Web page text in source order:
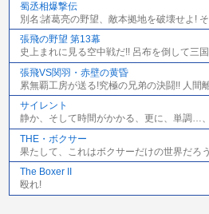
蜀丞相爆撃伝
別名:諸葛亮の野望、敵本拠地を破壊せよ!
張飛の野望 第13幕
史上まれに見る空中戦だ!! 呂布を倒して三
張飛VS関羽・赤壁の黄昏
累無覇工房が送る!究極の兄弟の決闘!! 人間
サイレント
静か、そして時間がかかる、更に、単調…
THE・ボクサー
果たして、これはボクサーだけの世界だろ
The Boxer II
殴れ!